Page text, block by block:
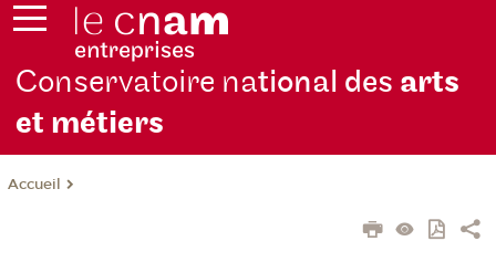
Conservatoire national des arts
et métiers
Accueil